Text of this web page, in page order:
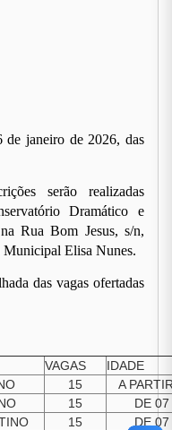
de janeiro de 2026, das
serão realizadas
Dramático e
Rua Bom Jesus, s/n,
Municipal Elisa Nunes.
das vagas ofertadas
VAGAS
IDADE
15
A
15
DE 07
15
DE 07